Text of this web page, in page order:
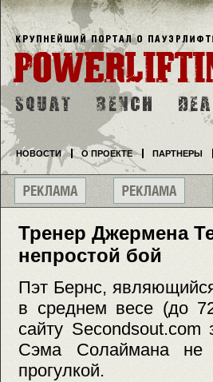
Тренер Джермена
непростой бой
Пэт Бернс,
в среднем весе (до
сайту
Сэма Солаймана не
прогулкой.
НОВОСТИ О ПРОЕКТЕ ПАРТНЕРЫ